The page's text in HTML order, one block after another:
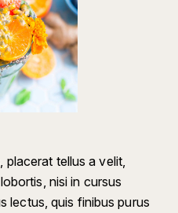
tellus a velit,
nisi in cursus
lectus, quis finibus purus